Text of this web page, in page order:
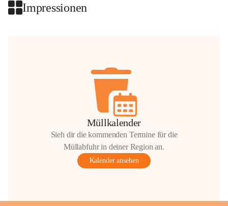
Impressionen
Müllkalender
Sieh dir die kommenden Termine für die
Müllabfuhr in deiner Region an.
Kalender ansehen